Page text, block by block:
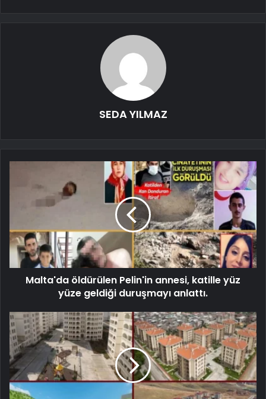
SEDA YILMAZ
Malta'da öldürülen Pelin'in annesi, katille yüz
yüze geldiği duruşmayı anlattı.